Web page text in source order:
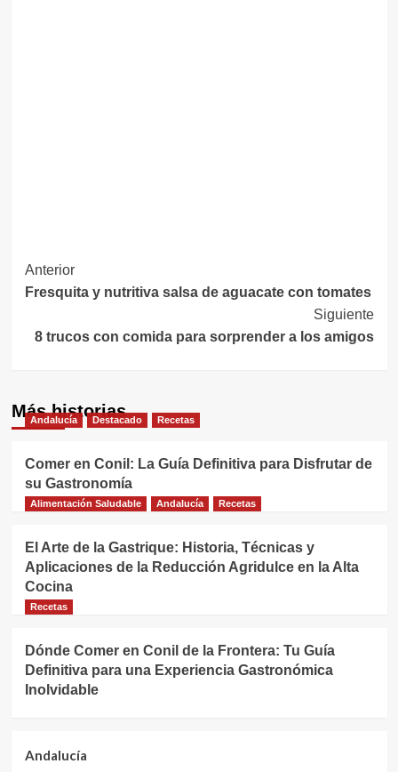
Navegación
de
entradas
Anterior
Fresquita y nutritiva salsa de aguacate con tomates
Siguiente
8 trucos con comida para sorprender a los amigos
Más historias
Andalucía Destacado Recetas
Comer en Conil: La Guía Definitiva para Disfrutar de
su Gastronomía
Alimentación Saludable Andalucía Recetas
El Arte de la Gastrique: Historia, Técnicas y
Aplicaciones de la Reducción Agridulce en la Alta
Cocina
Recetas
Dónde Comer en Conil de la Frontera: Tu Guía
Definitiva para una Experiencia Gastronómica
Inolvidable
Andalucía